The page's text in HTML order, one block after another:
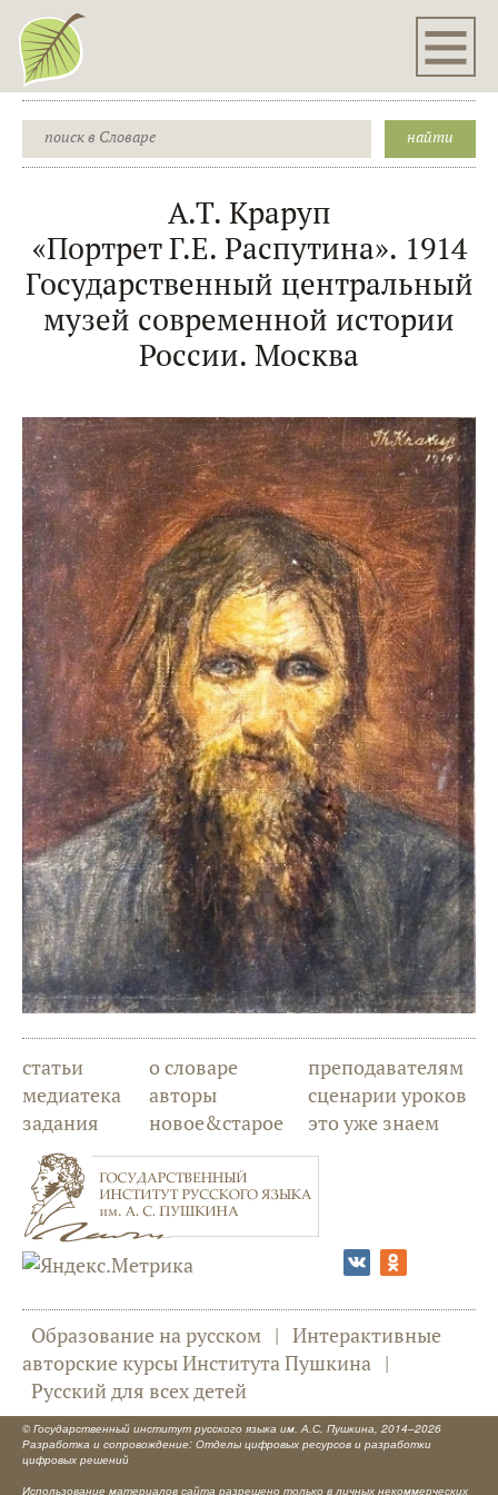
А.Т. Краруп
«Портрет Г.Е. Распутина». 1914
Государственный центральный
музей современной истории
России. Москва
статьи
медиатека
задания
о словаре
авторы
новое&старое
преподавателям
сценарии уроков
это уже знаем
Образование на русском | Интерактивные
авторские курсы Института Пушкина |
Русский для всех детей
© Государственный институт русского языка им. А.С. Пушкина, 2014–2026
Разработка и сопровождение: Отделы цифровых ресурсов и разработки
цифровых решений
Использование материалов сайта разрешено только в личных некоммерческих